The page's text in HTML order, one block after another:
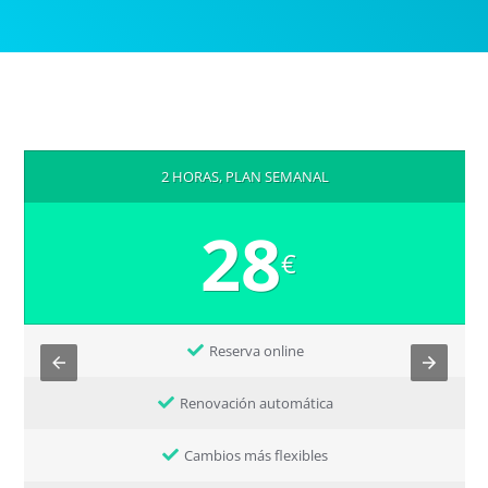
2 HORAS, PLAN SEMANAL
28€
Reserva online
Renovación automática
Cambios más flexibles